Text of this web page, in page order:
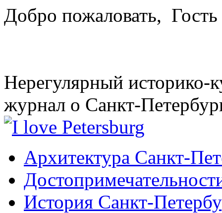
Добро пожаловать, Гость
Нерегулярный историко-
журнал о Санкт-
Архитектура Санкт-
История Санкт-